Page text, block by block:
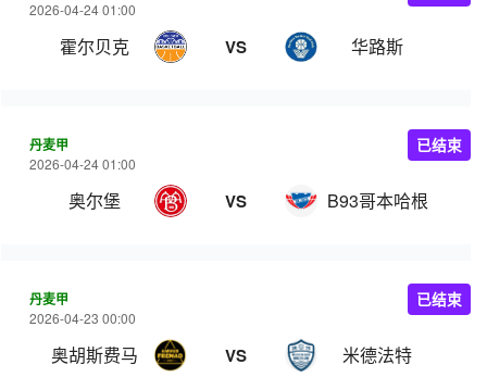
2026-04-24 01:00
霍尔贝克 VS 华路斯
丹麦甲
2026-04-24 01:00
奥尔堡 VS B93哥本哈根
已结束
丹麦甲
2026-04-23 00:00
奥胡斯费马 VS 米德法特
已结束